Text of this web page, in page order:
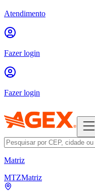
Atendimento
Fazer login
Fazer login
Matriz
MTZMatriz